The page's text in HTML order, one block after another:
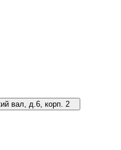
вал, д.6, корп. 2